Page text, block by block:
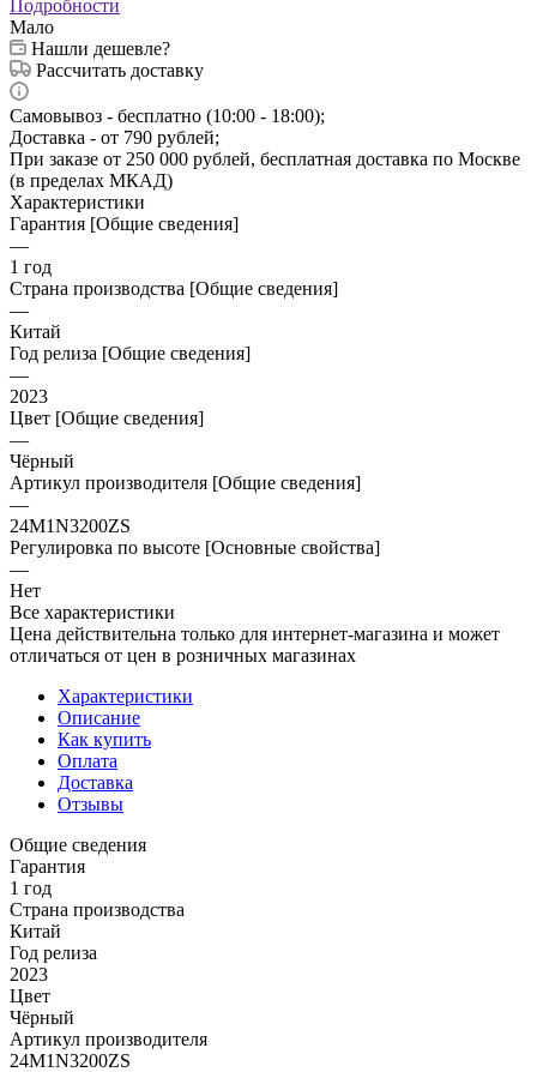
Подробности
Мало
Нашли дешевле?
Рассчитать доставку
Самовывоз - бесплатно (10:00 - 18:00);
Доставка - от 790 рублей;
При заказе от 250 000 рублей, бесплатная доставка по Москве
(в пределах МКАД)
Характеристики
Гарантия [Общие сведения]
—
1 год
Страна производства [Общие сведения]
—
Китай
Год релиза [Общие сведения]
—
2023
Цвет [Общие сведения]
—
Чёрный
Артикул производителя [Общие сведения]
—
24M1N3200ZS
Регулировка по высоте [Основные свойства]
—
Нет
Все характеристики
Цена действительна только для интернет-магазина и может
отличаться от цен в розничных магазинах
Характеристики
Описание
Как купить
Оплата
Доставка
Отзывы
Общие сведения
Гарантия
1 год
Страна производства
Китай
Год релиза
2023
Цвет
Чёрный
Артикул производителя
24M1N3200ZS